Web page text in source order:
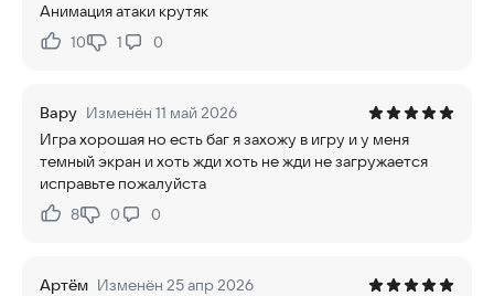
Анимация атаки крутяк
Нравится:
10Не нравится:
1 0
Вару Изменён 11 май 2026
Игра хорошая но есть баг я захожу в игру и у меня
темный экран и хоть жди хоть не жди не загружается
исправьте пожалуйста
Нравится:
8Не нравится:
0 0
Артём Изменён 25 апр 2026